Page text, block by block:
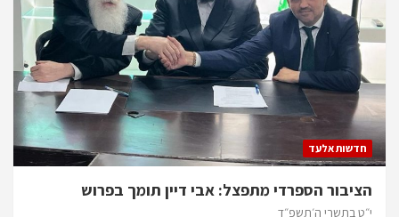
חדשות אלעד
הציבור הספרדי מתפצל: אבי דיין תומך בפרוש
י״ט בתשרי ה׳תשפ״ד